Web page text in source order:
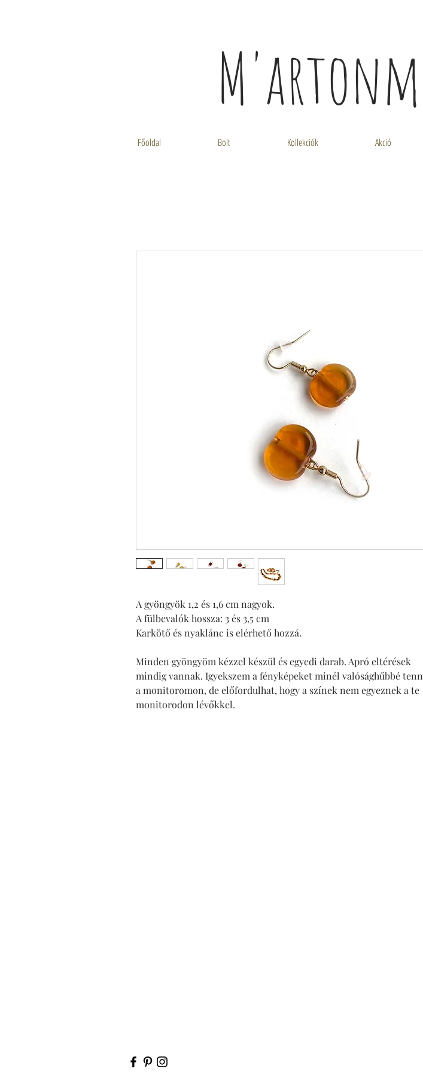
Főoldal Bolt Kollekciók Akció
A gyöngyök 1,2 és 1,6 cm nagyok.
A fülbevalók hossza: 3 és 3,5 cm
Karkötő és nyaklánc is elérhető hozzá.
Minden gyöngyöm kézzel készül és egyedi darab. Apró eltérések
mindig vannak. Igyekszem a fényképeket minél valósághűbbé
a monitoromon, de előfordulhat, hogy a színek nem egyeznek a te
monitorodon lévőkkel.